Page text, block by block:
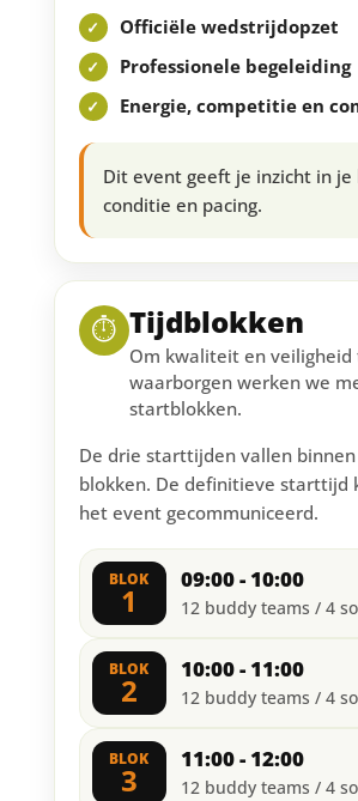
Officiële wedstrijdopzet
Professionele begeleiding
Energie, competitie en
Dit event geeft je inzicht in je
conditie en pacing.
⏱️ Tijdblokken
Om kwaliteit en veiligheid
waarborgen werken we
startblokken.
De drie starttijden vallen binnen
blokken. De definitieve starttijd
het event gecommuniceerd.
BLOK
1
09:00 - 10:00
12 buddy teams / 4
BLOK
2
10:00 - 11:00
12 buddy teams / 4
BLOK
3
11:00 - 12:00
12 buddy teams / 4